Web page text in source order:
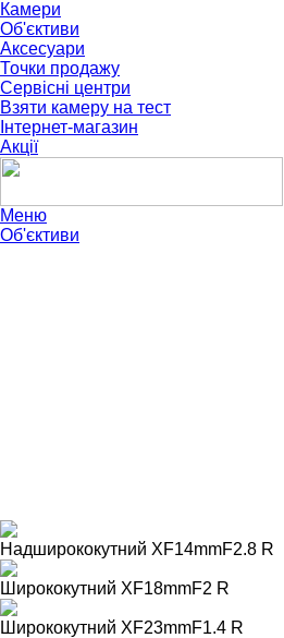
Камери
Об'єктиви
Аксесуари
Точки продажу
Сервісні центри
Взяти камеру на тест
Інтернет-магазин
Акції
Меню
Об'єктиви
Надширококутний XF14mmF2.8 R
Ширококутний XF18mmF2 R
Ширококутний XF23mmF1.4 R